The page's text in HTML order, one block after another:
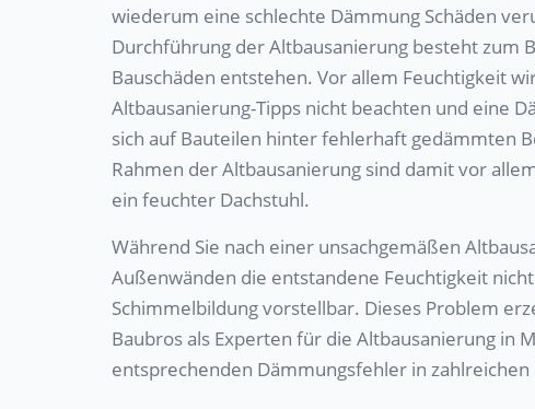
wiederum eine schlechte Dämmung Schäden
Durchführung der Altbausanierung besteht zum
Bauschäden entstehen. Vor allem Feuchtigkeit
Altbausanierung-Tipps nicht beachten und eine
sich auf Bauteilen hinter fehlerhaft gedämmten
Rahmen der Altbausanierung sind damit vor
ein feuchter Dachstuhl.
Während Sie nach einer unsachgemäßen
Außenwänden die entstandene Feuchtigkeit
Schimmelbildung vorstellbar. Dieses Problem
Baubros als Experten für die Altbausanierung in
entsprechenden Dämmungsfehler in